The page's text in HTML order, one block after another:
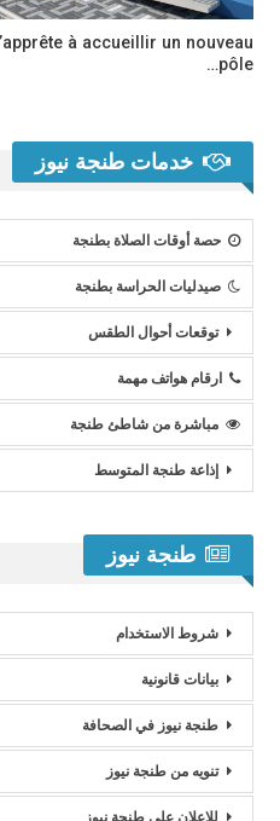
à accueillir un nouveau
pôle…
خدمات طنجة نيوز
حصة أوقات الصلاة بطنجة
صيدليات الحراسة بطنجة
توقعات أحوال الطقس
ارقام هواتف مهمة
مباشرة من شاطئ طنجة
إذاعة طنجة المتوسط
طنجة نيوز
شروط الاستخدام
بيانات قانونية
طنجة نيوز في الصحافة
تنويه من طنجة نيوز
للإعلان على طنجة نيوز